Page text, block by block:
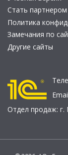
Стать партнером
Политика
Замечания по
Другие сайты
Отдел продаж: г.